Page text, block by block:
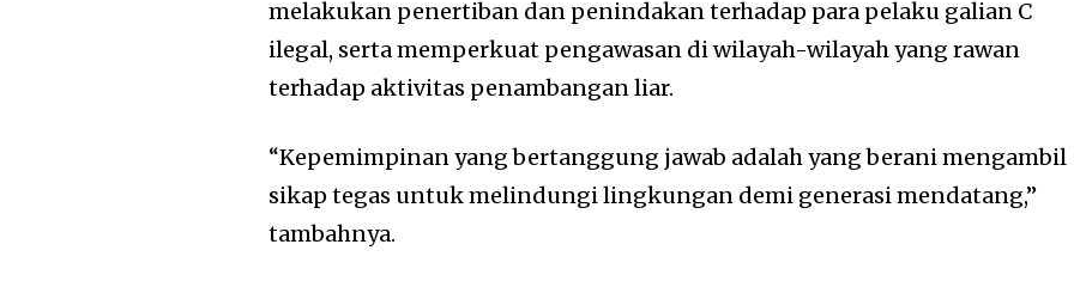
melakukan penertiban dan penindakan terhadap para pelaku galian C
ilegal, serta memperkuat pengawasan di wilayah-wilayah yang rawan
terhadap aktivitas penambangan liar.
“Kepemimpinan yang bertanggung jawab adalah yang berani mengambil
sikap tegas untuk melindungi lingkungan demi generasi mendatang,”
tambahnya.